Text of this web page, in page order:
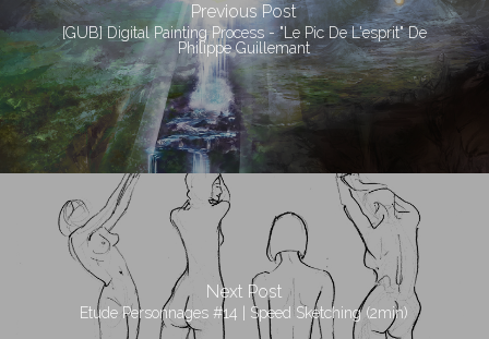
Previous Post
[GUB] Digital Painting Process - "Le Pic De L'esprit" De
Philippe Guillemant
Next Post
Etude Personnages #14 | Speed Sketching (2min)